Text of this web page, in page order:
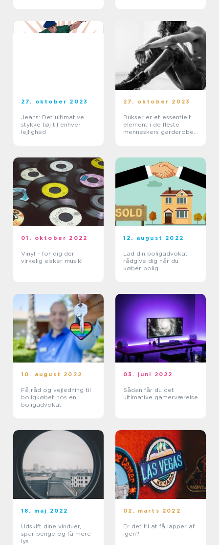
27. oktober 2023
Jeans: Det ultimative
stykke tøj til enhver
lejlighed
27. oktober 2023
Bukser er et essentielt
element i de fleste
menneskers garderobe,
01. oktober 2022
Vinyl – for dig der
virkelig elsker musik!
12. august 2022
Lad din boligadvokat
rådgive dig når du
køber bolig
10. august 2022
Få råd og vejledning til
boligkøbet hos en
boligadvokat
03. juni 2022
Sådan får du det
ultimative gamerværelse
18. maj 2022
Udskift dine vinduer,
spar penge og få mere
lys
02. marts 2022
Er det til at få lapper af
igen?